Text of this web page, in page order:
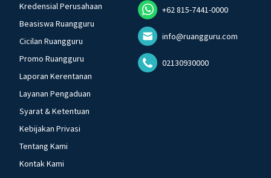
Kredensial Perusahaan
Beasiswa Ruangguru
Cicilan Ruangguru
Promo Ruangguru
Laporan Kerentanan
Layanan Pengaduan
Syarat & Ketentuan
Kebijakan Privasi
Tentang Kami
Kontak Kami
+62 815-7441-0000
info@ruangguru.com
02130930000